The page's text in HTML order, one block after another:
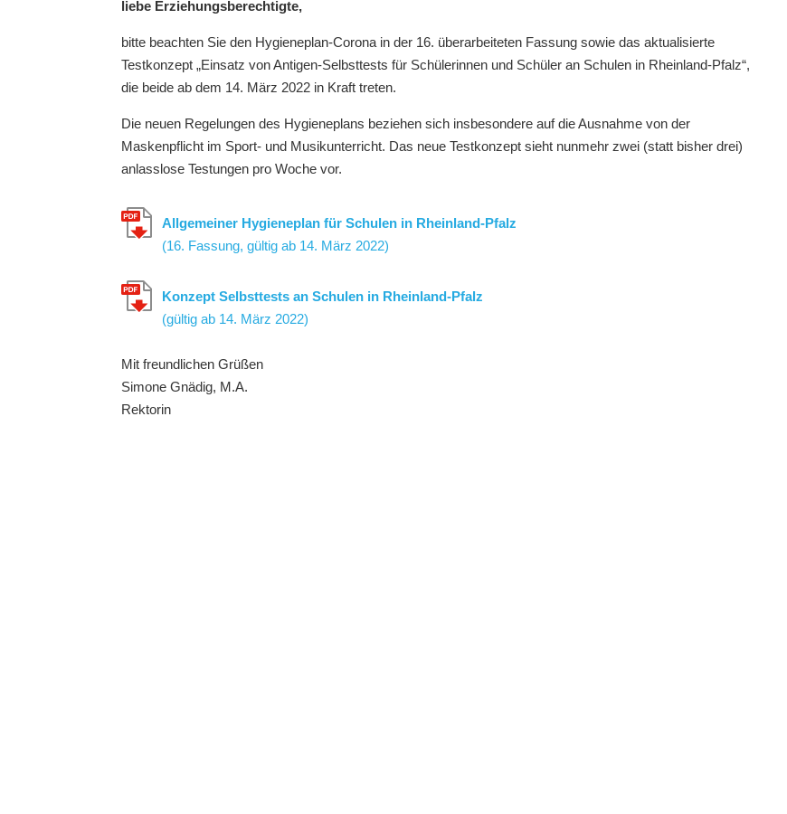
liebe Erziehungsberechtigte,
bitte beachten Sie den Hygieneplan-Corona in der 16. überarbeiteten Fassung sowie das aktualisierte
Testkonzept „Einsatz von Antigen-Selbsttests für Schülerinnen und Schüler an Schulen in Rheinland-Pfalz“,
die beide ab dem 14. März 2022 in Kraft treten.
Die neuen Regelungen des Hygieneplans beziehen sich insbesondere auf die Ausnahme von der
Maskenpflicht im Sport- und Musikunterricht. Das neue Testkonzept sieht nunmehr zwei (statt bisher drei)
anlasslose Testungen pro Woche vor.
Allgemeiner Hygieneplan für Schulen in Rheinland-Pfalz
(16. Fassung, gültig ab 14. März 2022)
Konzept Selbsttests an Schulen in Rheinland-Pfalz
(gültig ab 14. März 2022)
Mit freundlichen Grüßen
Simone Gnädig, M.A.
Rektorin